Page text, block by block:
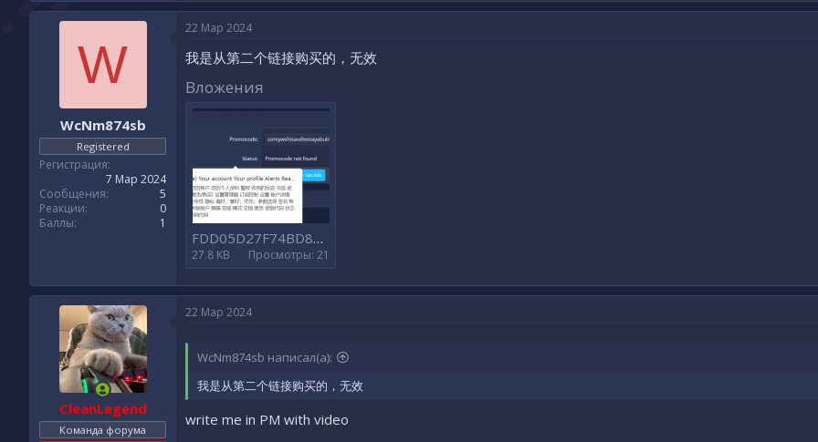
W
WcNm874sb
Registered
Регистрация
7 Мар 2024
Сообщения
5
Реакции
0
Баллы
1
22 Мар 2024
我是从第二个链接购买的，无效
Вложения
FDD05D27F74BD847175D2296BAF3064D.png
27.8 KB Просмотры: 21
CleanLegend
Команда форума
22 Мар 2024
WcNm874sb написал(а):
我是从第二个链接购买的，无效
write me in PM with video